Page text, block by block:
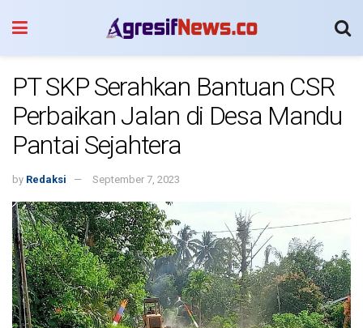
PT SKP Serahkan Bantuan CSR
Perbaikan Jalan di Desa Mandu
Pantai Sejahtera
by Redaksi September 7, 2023